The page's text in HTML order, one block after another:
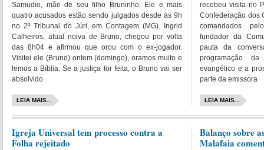
Samudio, mãe de seu filho Bruninho. Ele e mais
quatro acusados estão sendo julgados desde às 9h
no 2º Tribunal do Júri, em Contagem (MG). Ingrid
Calheiros, atual noiva de Bruno, chegou por volta
das 8h04 e afirmou que orou com o ex-jogador.
Visitei ele (Bruno) ontem (domingo), oramos muito e
lemos a Bíblia. Se a justiça for feita, o Bruno vai ser
absolvido
LEIA MAIS...
recebeu visita no
Confederação dos
comandados
fundador da
pauta da
programação
evangélico e a
parte da emissora
LEIA MAIS...
Igreja Universal tem processo contra a
Folha rejeitado
Balanço sobre
Malafaia